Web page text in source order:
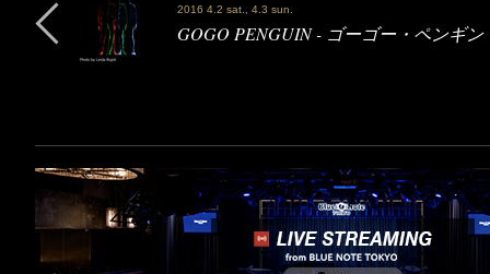
2016 4.2 sat., 4.3 sun.
GOGO PENGUIN - ゴーゴー・ペンギン